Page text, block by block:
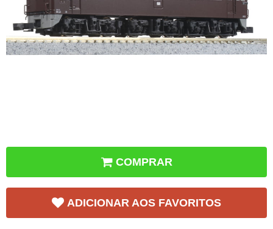
COMPRAR
ADICIONAR AOS FAVORITOS